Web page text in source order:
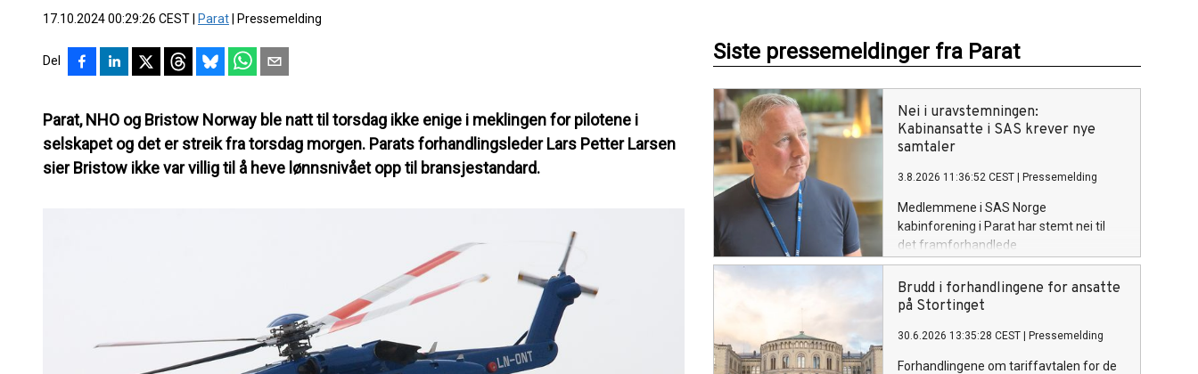
17.10.2024 00:29:26 CEST Parat Pressemelding
Del
Parat, NHO og Bristow Norway ble natt til torsdag ikke enige i meklingen for pilotene i
selskapet og det er streik fra torsdag morgen. Parats forhandlingsleder Lars Petter Larsen
sier Bristow ikke var villig til å heve lønnsnivået opp til bransjestandard.
Siste pressemeldinger fra Parat
Nei i uravstemningen:
Kabinansatte i SAS krever nye
samtaler
3.8.2026 11:36:52 CEST Pressemelding
Medlemmene i SAS Norge
kabinforening i Parat har stemt nei til
det framforhandlede
meklingsresultatet. Med nærmere 70
prosent nei-stemmer sendes partene nå
tilbake til forhandlingsbordet. Parat ber
NHO Luftfart for å unngå streik.
Brudd i forhandlingene for ansatte
på Stortinget
30.6.2026 13:35:28 CEST Pressemelding
Forhandlingene om tariffavtalen for de